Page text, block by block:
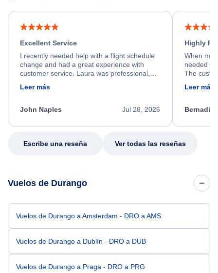
Excellent Service
I recently needed help with a flight schedule
change and had a great experience with
customer service. Laura was professional,
friendly, and very helpful throughout the
process. She quickly found a solution and
appreciate her excellent service.
Leer más
Jul 28, 2026
John Naples
Highly
When my
needed
The
calm,
my issue.
Leer más
Escribe una reseña Ver todas las reseñas
Vuelos de Durango
Vuelos de Durango a Amsterdam - DRO a AMS
Vuelos de Durango a Dublín - DRO a DUB
Vuelos de Durango a Praga - DRO a PRG